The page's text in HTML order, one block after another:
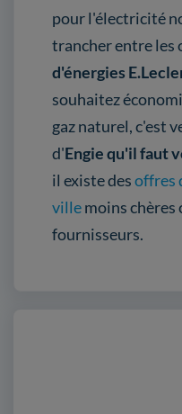
pour l'électricité
trancher entre les
d'énergies
souhaitez
gaz naturel, c'est
d'Engie qu'il faut
il existe desoffres
villemoins chères
fournisseurs.